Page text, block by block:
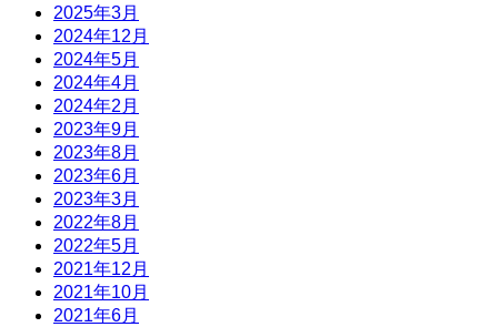
2025年3月
2024年12月
2024年5月
2024年4月
2024年2月
2023年9月
2023年8月
2023年6月
2023年3月
2022年8月
2022年5月
2021年12月
2021年10月
2021年6月